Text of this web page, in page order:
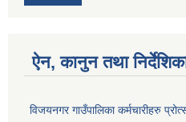
ऐन, कानुन तथा
विजयनगर गाउँपालिका कर्मचारीहरु